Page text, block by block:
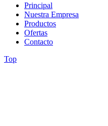
Principal
Nuestra Empresa
Productos
Ofertas
Contacto
Top